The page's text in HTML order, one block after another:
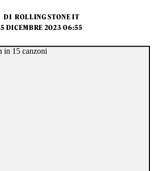
DI ROLLING STONE IT
5 DICEMBRE 2023 06:55